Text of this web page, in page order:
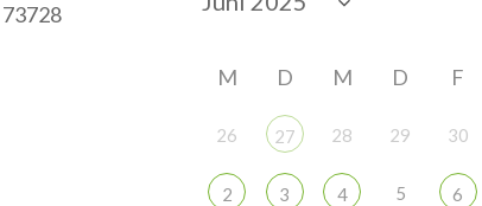
Office 365
M D M D F
26 27 28 29 30
2 3 4 5 6